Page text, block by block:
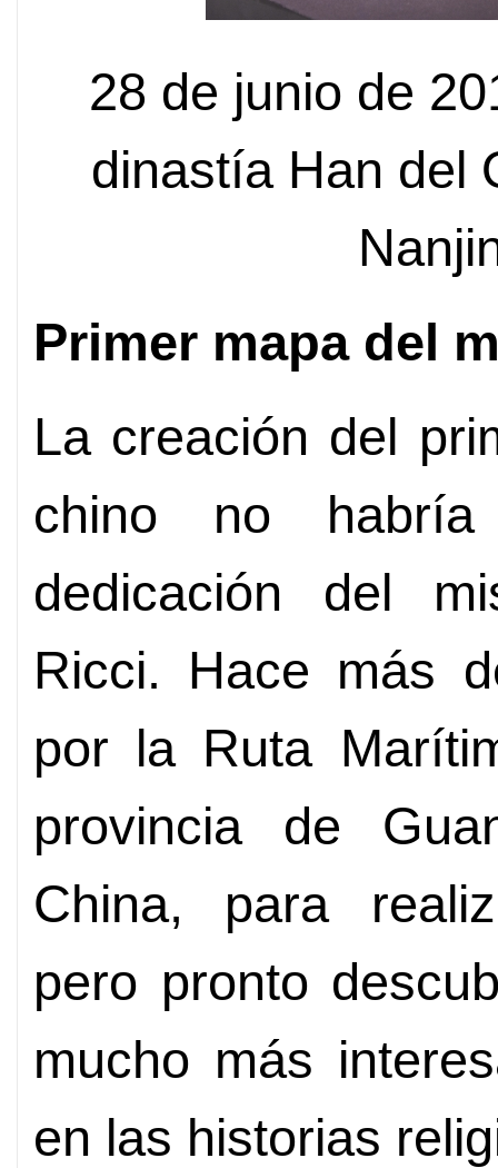
28 de junio de
dinastía Han del
Primer mapa del
La creación del
chino no
dedicación del
Ricci. Hace más
por la Ruta
provincia de
China, para
pero pronto
mucho más
en las historias